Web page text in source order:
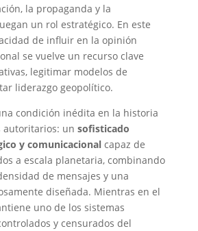
la propaganda y la
un rol estratégico. En este
de influir en la opinión
se vuelve un recurso clave
legitimar modelos de
liderazgo geopolítico.
condición inédita en la historia
autoritarios: un sofisticado
y comunicacionalcapaz de
a escala planetaria, combinando
de mensajes y una
diseñada. Mientras en el
uno de los sistemas
y censurados del